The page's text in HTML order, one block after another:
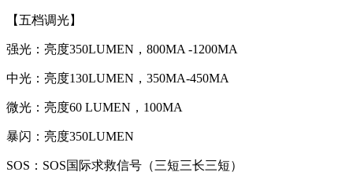
【五档调光】
强光：亮度350LUMEN，800MA -1200MA
中光：亮度130LUMEN，350MA-450MA
微光：亮度60 LUMEN，100MA
暴闪：亮度350LUMEN
SOS：SOS国际求救信号（三短三长三短）